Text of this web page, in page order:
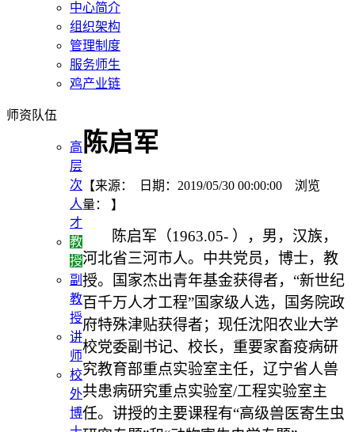
中心简介
组织架构
管理制度
服务师生
鸡产业链
师资队伍
高
层
次
人
才
教
授
副
教
授
讲
师
校
外
博
陈启军
【来源： 日期：2019/05/30 00:00:00 浏览
量：
】
陈启军（1963.05- ），男，汉族，
河北省三河市人。中共党员，博士，教
授。
国家杰出青年基金获得者，“新世纪
百千万人才工程”国家级人选，国务院政
府特殊津贴获得者；现任沈阳农业大学
校党委副书记、校长，重要家畜疫病研
究教育部重点实验室主任，辽宁省人兽
共患病研究重点实验室/工程实验室主
任。讲授的主要课程有“高级兽医寄生虫